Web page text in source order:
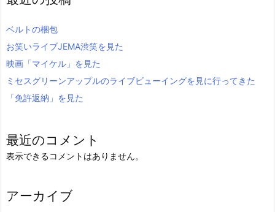
ベルトの梱包
お笑いライブJEMA渋笑を見た
映画「マイケル」を見た
ミセスグリーンアップルのライブビューイングを見に行ってきた
「免許返納」を見た
最近のコメント
表示できるコメントはありません。
アーカイブ